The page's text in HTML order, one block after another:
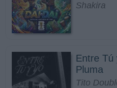
Shakira
Entre Tú
Pluma
Tito